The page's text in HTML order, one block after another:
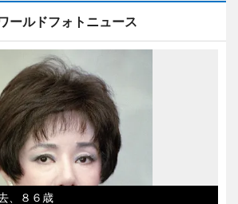
ールドフォトニュース
、８６歳